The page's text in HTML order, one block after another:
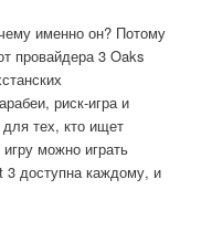
именно он? Потому
провайдера 3 Oaks
риск-игра и
тех, кто ищет
можно играть
3 доступна каждому, и